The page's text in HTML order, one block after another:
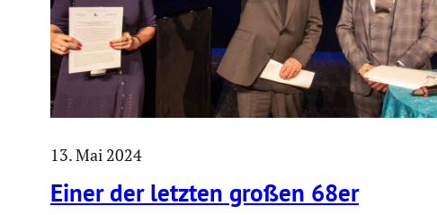
13. Mai 2024
Einer der letzten großen 68er